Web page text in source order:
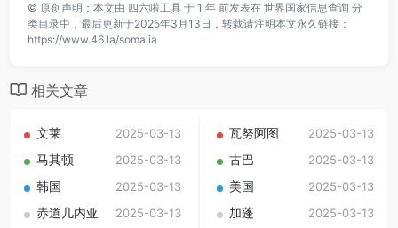
© 原创声明：本文由 四六啦工具 于 1 年 前发表在 世界国家信息查询 分
类目录中，最后更新于2025年3月13日，转载请注明本文永久链接：
https://www.46.la/somalia
相关文章
文莱 2025-03-13 瓦努阿图 2025-03-13
马其顿 2025-03-13 古巴 2025-03-13
韩国 2025-03-13 美国 2025-03-13
赤道几内亚 2025-03-13 加蓬 2025-03-13